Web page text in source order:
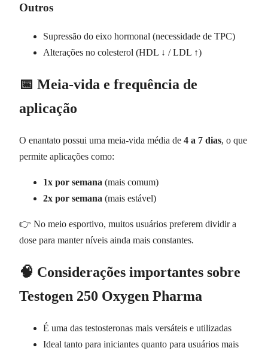
Outros
Supressão do eixo hormonal (necessidade de TPC)
Alterações no colesterol (HDL ↓ / LDL ↑)
📅 Meia-vida e frequência de
aplicação
O enantato possui uma meia-vida média de 4 a 7 dias, o que
permite aplicações como:
1x por semana (mais comum)
2x por semana (mais estável)
👉 No meio esportivo, muitos usuários preferem dividir a
dose para manter níveis ainda mais constantes.
🧠 Considerações importantes sobre
Testogen 250 Oxygen Pharma
É uma das testosteronas mais versáteis e utilizadas
Ideal tanto para iniciantes quanto para usuários mais